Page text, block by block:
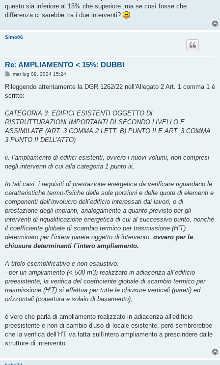
g
i
questo sia inferiore al 15% che superiore..ma se così fosse che
differenza ci sarebbe tra i due interventi?
Simo06
Re: AMPLIAMENTO < 15%: DUBBI
M
s
a
i
o
mar lug 09, 2024 15:24
Rileggendo attentamente la DGR 1262/22 nell'Allegato 2 Art. 1 comma 1 è
scritto:
CATEGORIA 3: EDIFICI ESISTENTI OGGETTO DI
RISTRUTTURAZIONI IMPORTANTI DI SECONDO LIVELLO E
ASSIMILATE (ART. 3 COMMA 2 LETT. B) PUNTO II E ART. 3 COMMA
3 PUNTO II DELL’ATTO)
ii. l’ampliamento di edifici esistenti, ovvero i nuovi volumi, non compresi
negli interventi di cui alla categoria 1 punto iii.
In tali casi, i requisiti di prestazione energetica da verificare riguardano le
caratteristiche termo-fisiche delle sole porzioni e delle quote di elementi e
componenti dell’involucro dell’edificio interessati dai lavori, o di
prestazione degli impianti, analogamente a quanto previsto per gli
interventi di riqualificazione energetica di cui al successivo punto, nonché
il coefficiente globale di scambio termico per trasmissione (H’T)
determinato per l’intera parete oggetto di intervento, ovvero per le
chiusure determinanti l’intero ampliamento.
A titolo esemplificativo e non esaustivo:
- per un ampliamento (< 500 m3) realizzato in adiacenza all’edificio
preesistente, la verifica del coefficiente globale di scambio termico per
trasmissione (H’T) si effettua per tutte le chiusure verticali (pareti) ed
orizzontali (copertura e solaio di basamento);
è vero che parla di ampliamento realizzato in adiacenza all'edificio
preesistente e non di cambio d'uso di locale esistente, però sembrerebbe
che la verifica dell'H'T va fatta sull'intero ampliamento a prescindere dalle
strutture di intervento.